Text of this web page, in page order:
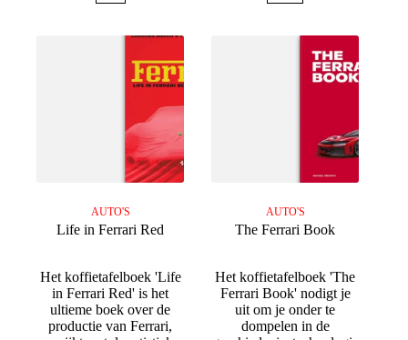
AUTO'S
Life in Ferrari Red
Het koffietafelboek 'Life
in Ferrari Red' is het
ultieme boek over de
productie van Ferrari,
AUTO'S
The Ferrari Book
Het koffietafelboek 'The
Ferrari Book' nodigt je
uit om je onder te
dompelen in de